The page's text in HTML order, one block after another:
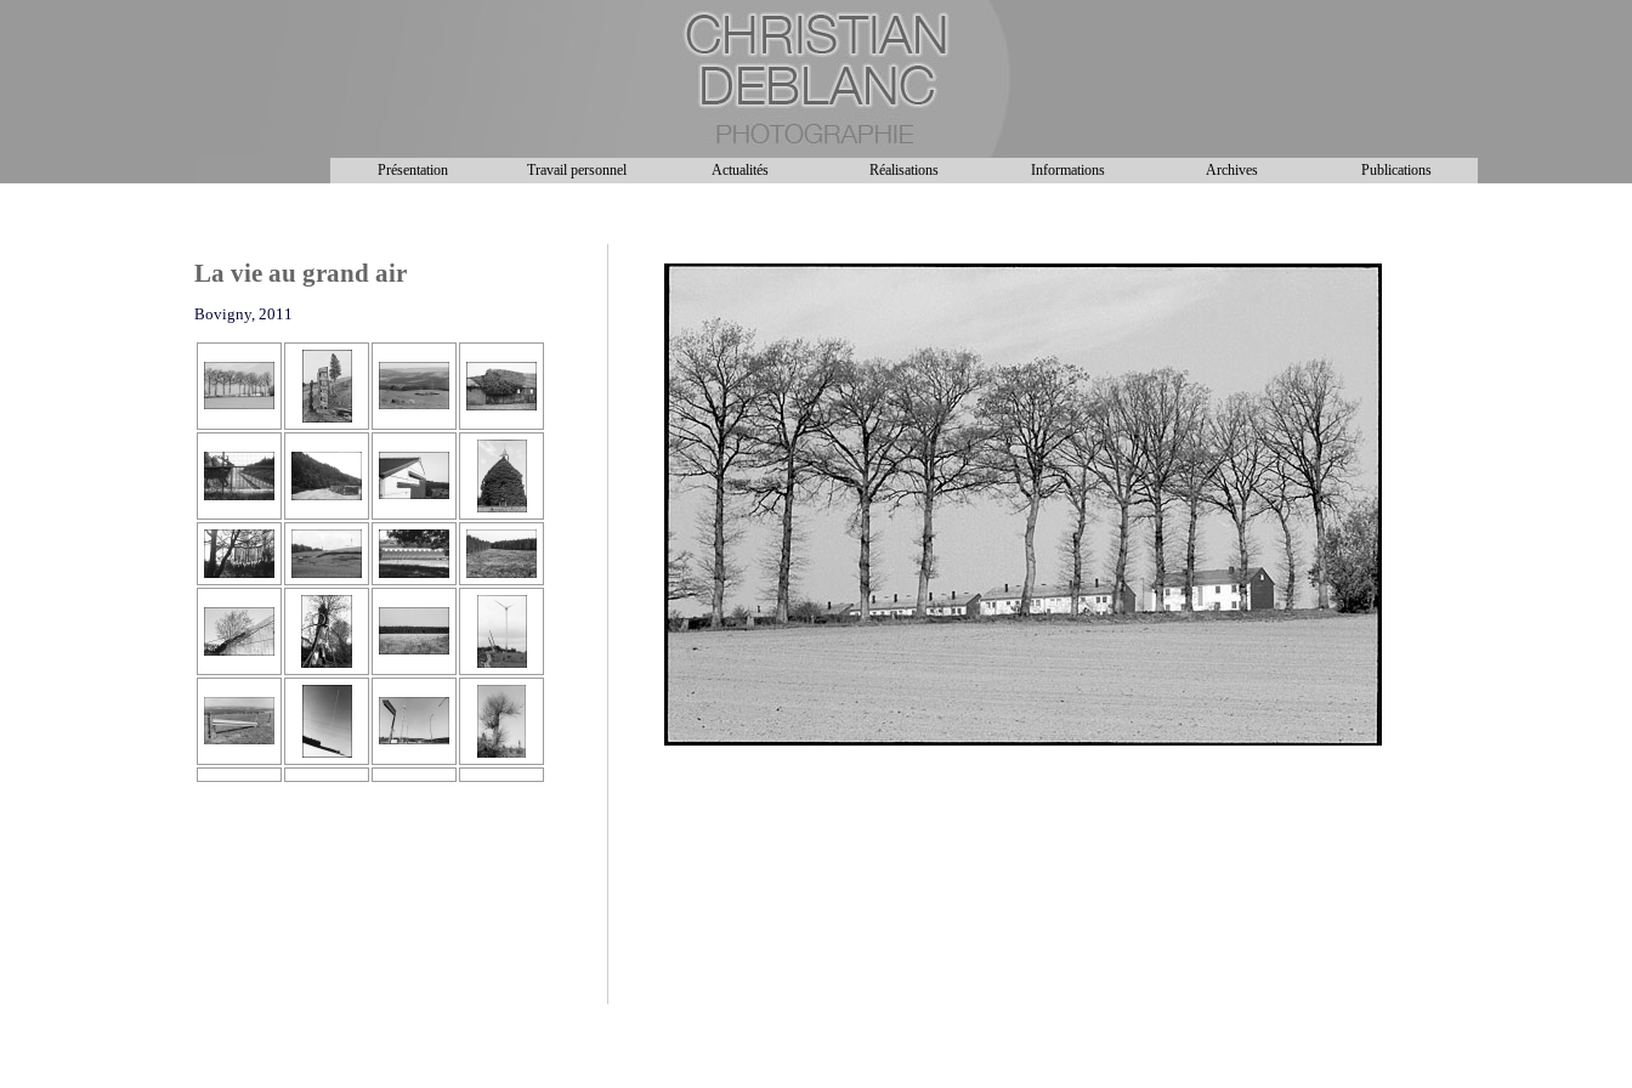
Présentation Travail personnel Actualités Réalisations Informations Archives Publications
La vie au grand air
Bovigny, 2011